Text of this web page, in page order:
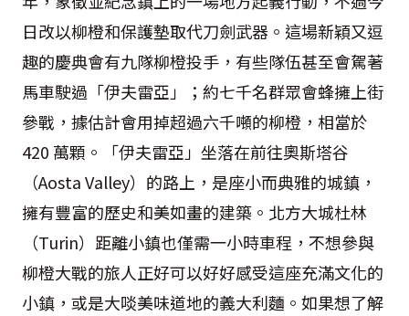
日改以柳橙和保護墊取代刀劍武器。這場新穎又逗
趣的慶典會有九隊柳橙投手，有些隊伍甚至會駕著
馬車駛過「伊夫雷亞」；約七千名群眾會蜂擁上街
參戰，據估計會用掉超過六千噸的柳橙，相當於
420 萬顆。「伊夫雷亞」坐落在前往奧斯塔谷
（Aosta Valley）的路上，是座小而典雅的城鎮，
擁有豐富的歷史和美如畫的建築。北方大城杜林
（Turin）距離小鎮也僅需一小時車程，不想參與
柳橙大戰的旅人正好可以好好感受這座充滿文化的
小鎮，或是大啖美味道地的義大利麵。如果想了解